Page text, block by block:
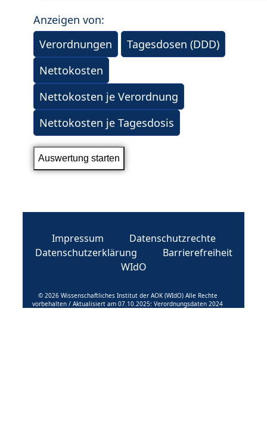
Anzeigen von:
Verordnungen
Tagesdosen (DDD)
Nettokosten
Nettokosten je Verordnung
Nettokosten je Tagesdosis
Impressum
Datenschutzrechte
Datenschutzerklärung
Barrierefreiheit
WIdO
© 2026 Wissenschaftliches Institut der AOK (WIdO) Alle Rechte
vorbehalten / Aktualisiert am 07.10.2025: Verordnungsdaten 2024